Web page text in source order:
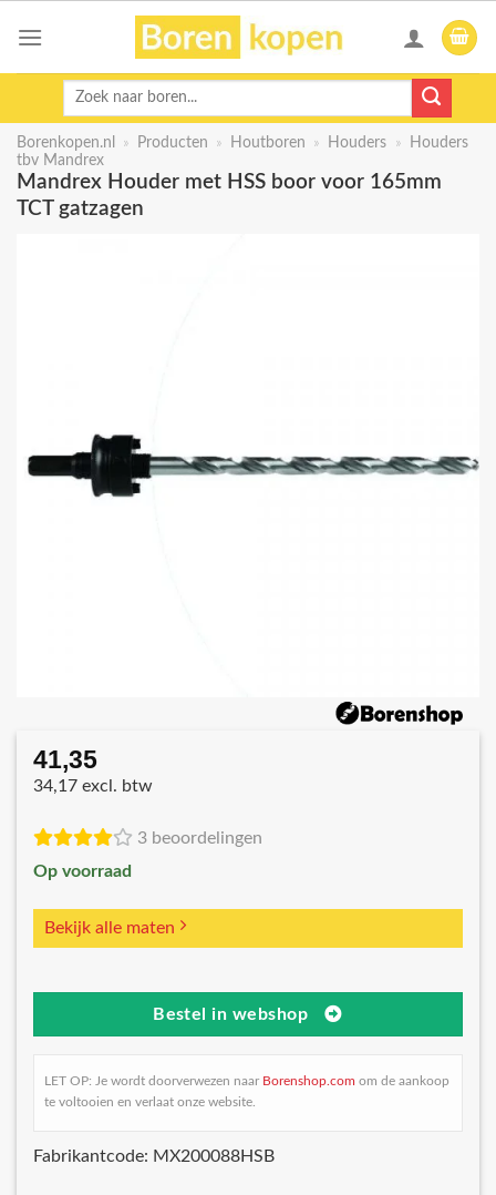
Zoeken
Borenkopen.nl » Producten » Houtboren » Houders »
Houders
tbv Mandrex
Mandrex Houder met HSS boor voor 165mm
TCT gatzagen
41,35
34,17 excl. btw
3 beoordelingen
Op voorraad
Bekijk alle maten
Bestel in webshop
LET OP: Je wordt doorverwezen naar Borenshop.com om de aankoop
te voltooien en verlaat onze website.
Fabrikantcode: MX200088HSB